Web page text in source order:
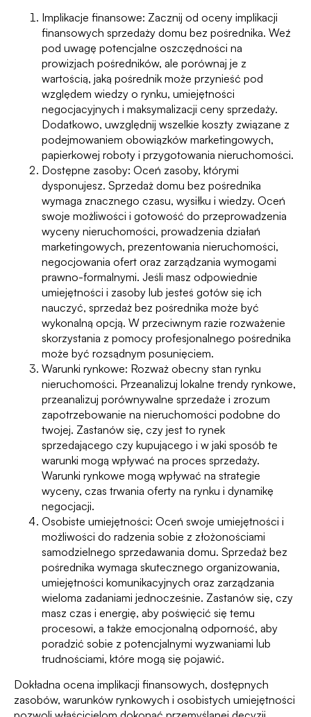
Implikacje finansowe: Zacznij od oceny implikacji
finansowych sprzedaży domu bez pośrednika. Weź
pod uwagę potencjalne oszczędności na
prowizjach pośredników, ale porównaj je z
wartością, jaką pośrednik może przynieść pod
względem wiedzy o rynku, umiejętności
negocjacyjnych i maksymalizacji ceny sprzedaży.
Dodatkowo, uwzględnij wszelkie koszty związane z
podejmowaniem obowiązków marketingowych,
papierkowej roboty i przygotowania nieruchomości.
Dostępne zasoby: Oceń zasoby, którymi
dysponujesz. Sprzedaż domu bez pośrednika
wymaga znacznego czasu, wysiłku i wiedzy. Oceń
swoje możliwości i gotowość do przeprowadzenia
wyceny nieruchomości, prowadzenia działań
marketingowych, prezentowania nieruchomości,
negocjowania ofert oraz zarządzania wymogami
prawno-formalnymi. Jeśli masz odpowiednie
umiejętności i zasoby lub jesteś gotów się ich
nauczyć, sprzedaż bez pośrednika może być
wykonalną opcją. W przeciwnym razie rozważenie
skorzystania z pomocy profesjonalnego pośrednika
może być rozsądnym posunięciem.
Warunki rynkowe: Rozważ obecny stan rynku
nieruchomości. Przeanalizuj lokalne trendy rynkowe,
przeanalizuj porównywalne sprzedaże i zrozum
zapotrzebowanie na nieruchomości podobne do
twojej. Zastanów się, czy jest to rynek
sprzedającego czy kupującego i w jaki sposób te
warunki mogą wpływać na proces sprzedaży.
Warunki rynkowe mogą wpływać na strategie
wyceny, czas trwania oferty na rynku i dynamikę
negocjacji.
Osobiste umiejętności: Oceń swoje umiejętności i
możliwości do radzenia sobie z złożonościami
samodzielnego sprzedawania domu. Sprzedaż bez
pośrednika wymaga skutecznego organizowania,
umiejętności komunikacyjnych oraz zarządzania
wieloma zadaniami jednocześnie. Zastanów się, czy
masz czas i energię, aby poświęcić się temu
procesowi, a także emocjonalną odporność, aby
poradzić sobie z potencjalnymi wyzwaniami lub
trudnościami, które mogą się pojawić.
Dokładna ocena implikacji finansowych, dostępnych
zasobów, warunków rynkowych i osobistych umiejętności